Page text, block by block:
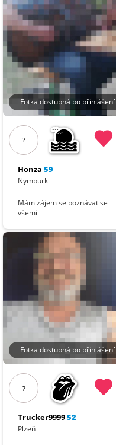
Fotka dostupná po přihlášení
?
Honza 59
Nymburk
Mám zájem se poznávat se
všemi
Fotka dostupná po přihlášení
?
Trucker999952
Plzeň